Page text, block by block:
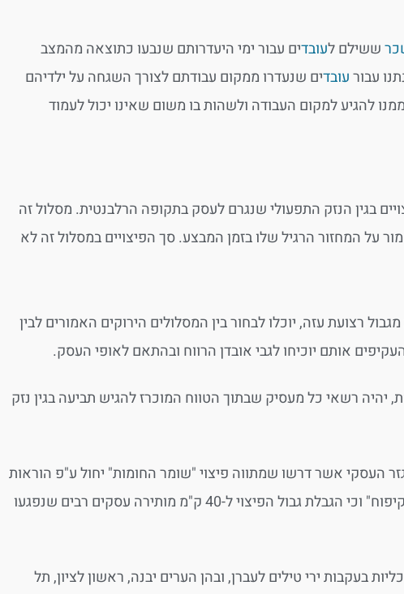
ששילם לעובדים עבור ימי היעדרותם שנבעו כתוצאה מהמצב
עבורעובדים שנעדרו ממקום עבודתם לצורך השגחה על ילדיהם
שנמנע ממנו להגיע למקום העבודה ולשהות בו משום שאינו יכול לעמוד
בגין הנזק התפעולי שנגרם לעסק בתקופה הרלבנטית. מסלול זה
על המחזור הרגיל שלו בזמן המבצע. סך הפיצויים במסלול זה לא
בעלי עסקים בתחום יישובי ספר שבטווח של 7-0 ק"מ מגבול רצועת עזה, יוכלו לבחור בין המסלולים הירוקים האמורים לבין
אותם יוכיחו לגבי אובדן הרווח ובהתאם לאופי העסק.
רשאי כל מעסיק שבתוך הטווח המוכרז להגיש תביעה בגין נזק
העסקי אשר דרשו שמתווה פיצוי "שומר החומות" יחול ע"פ הוראות
פיקוד העורף ולא על בסיס טווח גיאוגרפי. לטענתם, המתווה יוצר "קיפוח" וכי הגבלת גבול הפיצוי ל-40 ק"מ מותירה עסקים רבים שנפגעו
בעקבות ירי טילים לעברן, ובהן הערים יבנה, ראשון לציון, תל